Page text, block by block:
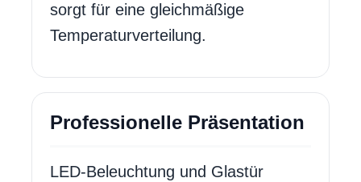
sorgt für eine gleichmäßige
Temperaturverteilung.
Professionelle Präsentation
LED-Beleuchtung und Glastür